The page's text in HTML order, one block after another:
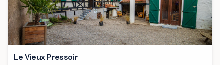
Le Vieux Pressoir